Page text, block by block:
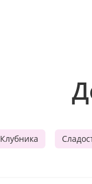
Клубника